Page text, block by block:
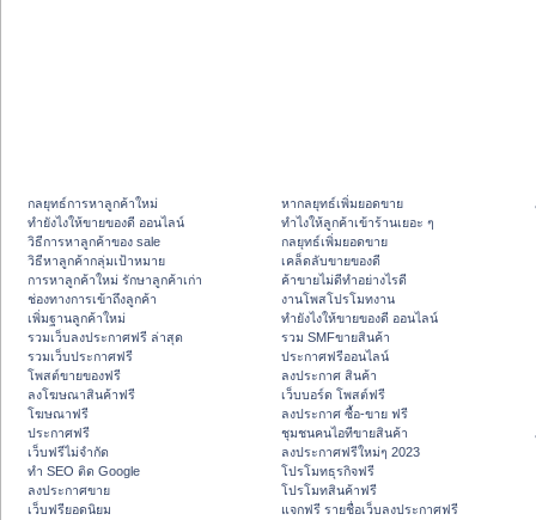
กลยุทธ์การหาลูกค้าใหม่
ทํายังไงให้ขายของดี ออนไลน์
วิธีการหาลูกค้าของ sale
วิธีหาลูกค้ากลุ่มเป้าหมาย
การหาลูกค้าใหม่ รักษาลูกค้าเก่า
ช่องทางการเข้าถึงลูกค้า
เพิ่มฐานลูกค้าใหม่
รวมเว็บลงประกาศฟรี ล่าสุด
รวมเว็บประกาศฟรี
โพสต์ขายของฟรี
ลงโฆษณาสินค้าฟรี
โฆษณาฟรี
ประกาศฟรี
เว็บฟรีไม่จำกัด
ทำ SEO ติด Google
ลงประกาศขาย
เว็บฟรียอดนิยม
หากลยุทธ์เพิ่มยอดขาย
ทําไงให้ลูกค้าเข้าร้านเยอะ ๆ
กลยุทธ์เพิ่มยอดขาย
เคล็ดลับขายของดี
ค้าขายไม่ดีทำอย่างไรดี
งานโพสโปรโมทงาน
ทํายังไงให้ขายของดี ออนไลน์
รวม SMFขายสินค้า
ประกาศฟรีออนไลน์
ลงประกาศ สินค้า
เว็บบอร์ด โพสต์ฟรี
ลงประกาศ ซื้อ-ขาย ฟรี
ชุมชนคนไอทีขายสินค้า
ลงประกาศฟรีใหม่ๆ 2023
โปรโมทธุรกิจฟรี
โปรโมทสินค้าฟรี
แจกฟรี รายชื่อเว็บลงประกาศฟรี